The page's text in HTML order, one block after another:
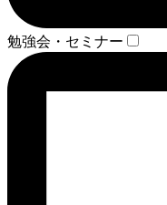
勉強会・セミナー